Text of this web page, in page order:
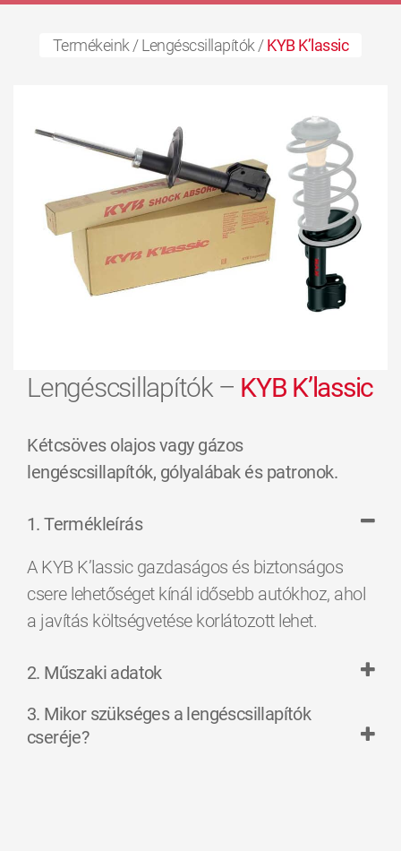
Termékeink /Lengéscsillapítók /KYB K’lassic
Lengéscsillapítók – KYB K’lassic
Kétcsöves olajos vagy gázos
lengéscsillapítók, gólyalábak és patronok.
1. Termékleírás
A KYB K’lassic gazdaságos és biztonságos
csere lehetőséget kínál idősebb autókhoz, ahol
a javítás költségvetése korlátozott lehet.
2. Műszaki adatok
3. Mikor szükséges a lengéscsillapítók
cseréje?